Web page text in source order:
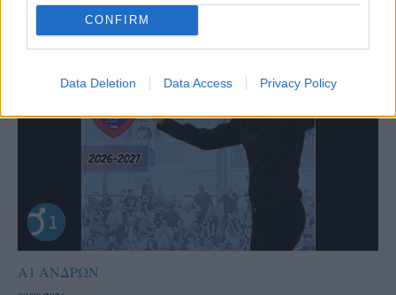
CONFIRM
Data Deletion Data Access Privacy Policy
Α1 ΑΝΔΡΩΝ